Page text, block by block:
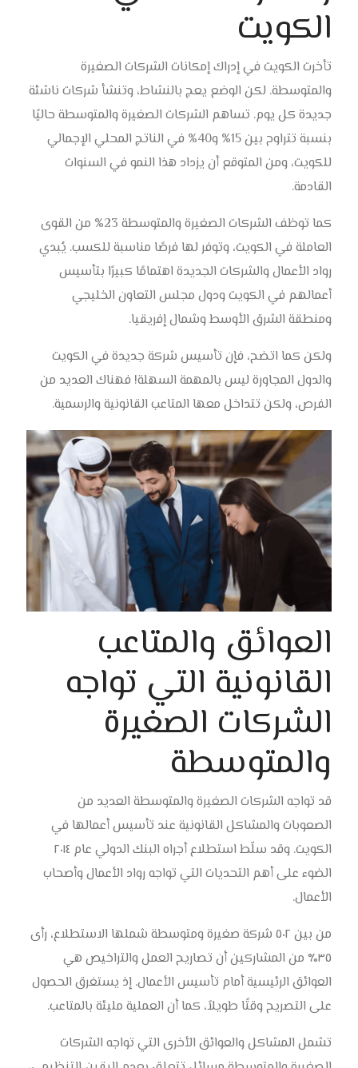
الكويت
تأخرت الكويت في إدراك إمكانات الشركات الصغيرة
والمتوسطة. لكن الوضع يعج بالنشاط، وتنشأ شركات ناشئة
جديدة كل يوم. تساهم الشركات الصغيرة والمتوسطة حاليًا
بنسبة تتراوح بين 15% و40% في الناتج المحلي الإجمالي
للكويت، ومن المتوقع أن يزداد هذا النمو في السنوات
القادمة.
كما توظف الشركات الصغيرة والمتوسطة 23% من القوى
العاملة في الكويت، وتوفر لها فرصًا مناسبة للكسب. يُبدي
رواد الأعمال والشركات الجديدة اهتمامًا كبيرًا بتأسيس
أعمالهم في الكويت ودول مجلس التعاون الخليجي
ومنطقة الشرق الأوسط وشمال إفريقيا.
ولكن كما اتضح، فإن تأسيس شركة جديدة في الكويت
والدول المجاورة ليس بالمهمة السهلة! فهناك العديد من
الفرص، ولكن تتداخل معها المتاعب القانونية والرسمية.
العوائق والمتاعب
القانونية التي تواجه
الشركات الصغيرة
والمتوسطة
قد تواجه الشركات الصغيرة والمتوسطة العديد من
الصعوبات والمشاكل القانونية عند تأسيس أعمالها في
الكويت. وقد سلّط استطلاع أجراه البنك الدولي عام ٢٠١٤
الضوء على أهم التحديات التي تواجه رواد الأعمال وأصحاب
الأعمال.
من بين ٥٠٢ شركة صغيرة ومتوسطة شملها الاستطلاع، رأى
٣٥٪ من المشاركين أن تصاريح العمل والتراخيص هي
العوائق الرئيسية أمام تأسيس الأعمال. إذ يستغرق الحصول
على التصريح وقتًا طويلاً، كما أن العملية مليئة بالمتاعب.
تشمل المشاكل والعوائق الأخرى التي تواجه الشركات